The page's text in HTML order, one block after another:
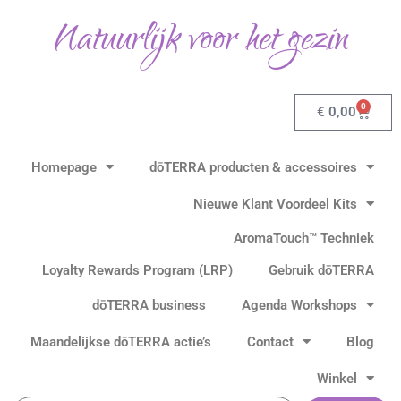
Natuurlijk voor het gezin
€ 0,00 0
Homepage dōTERRA producten & accessoires
Nieuwe Klant Voordeel Kits
AromaTouch™ Techniek
Loyalty Rewards Program (LRP)
Gebruik dōTERRA
dōTERRA business Agenda Workshops
Maandelijkse dōTERRA actie’s Contact Blog
Winkel